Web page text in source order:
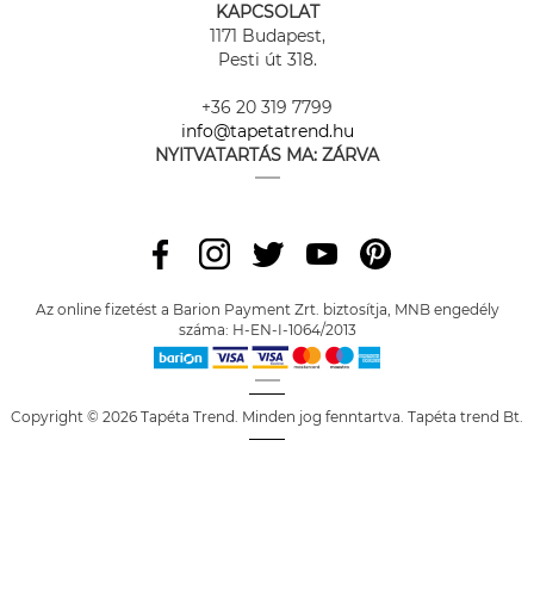
KAPCSOLAT
1171 Budapest,
Pesti út 318.
+36 20 319 7799
info@tapetatrend.hu
NYITVATARTÁS MA: ZÁRVA
Az online fizetést a Barion Payment Zrt. biztosítja, MNB engedély
száma: H-EN-I-1064/2013
Copyright © 2026 Tapéta Trend. Minden jog fenntartva. Tapéta trend Bt.